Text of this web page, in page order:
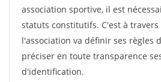
association sportive, il est
statuts constitutifs. C'est à
l'association va définir ses règles
préciser en toute transparence
d'identification.